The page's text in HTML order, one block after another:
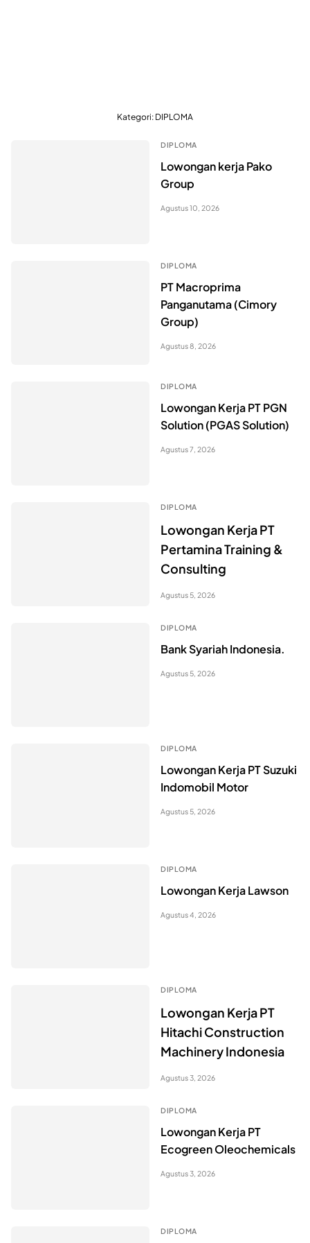
Kategori: DIPLOMA
DIPLOMA
Lowongan kerja Pako
Group
Agustus 10, 2026
DIPLOMA
PT Macroprima
Panganutama (Cimory
Group)
Agustus 8, 2026
DIPLOMA
Lowongan Kerja PT PGN
Solution (PGAS Solution)
Agustus 7, 2026
DIPLOMA
Lowongan Kerja PT
Pertamina Training &
Consulting
Agustus 5, 2026
DIPLOMA
Bank Syariah Indonesia.
Agustus 5, 2026
DIPLOMA
Lowongan Kerja PT Suzuki
Indomobil Motor
Agustus 5, 2026
DIPLOMA
Lowongan Kerja Lawson
Agustus 4, 2026
DIPLOMA
Lowongan Kerja PT
Hitachi Construction
Machinery Indonesia
Agustus 3, 2026
DIPLOMA
Lowongan Kerja PT
Ecogreen Oleochemicals
Agustus 3, 2026
DIPLOMA